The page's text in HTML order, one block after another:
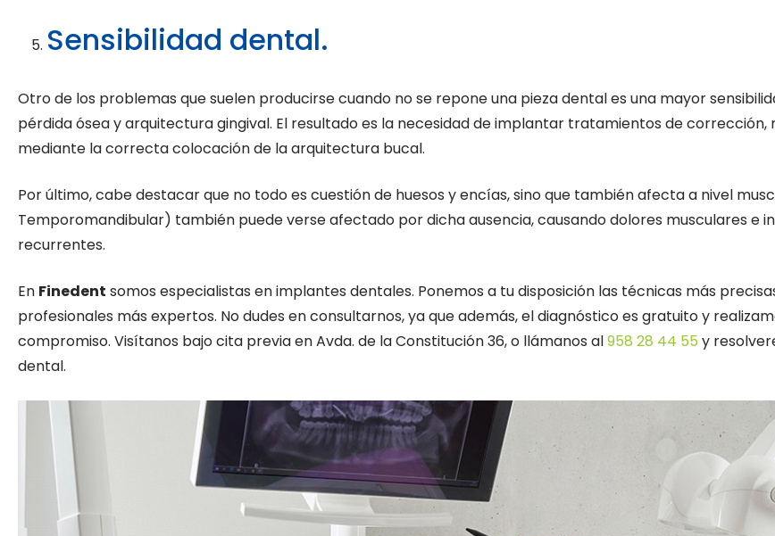
Sensibilidad dental.
Otro de los problemas que suelen producirse cuando no se repone una pieza dental es una mayor
pérdida ósea y arquitectura gingival. El resultado es la necesidad de implantar tratamientos de
mediante la correcta colocación de la arquitectura bucal.
Por último, cabe destacar que no todo es cuestión de huesos y encías, sino que también afecta a nivel
Temporomandibular) también puede verse afectado por dicha ausencia, causando dolores musculares e
recurrentes.
En Finedent somos especialistas en implantes dentales. Ponemos a tu disposición las técnicas más
profesionales más expertos. No dudes en consultarnos, ya que además, el diagnóstico es gratuito y
compromiso. Visítanos bajo cita previa en Avda. de la Constitución 36, o llámanos al958 28 44 55 y
dental.